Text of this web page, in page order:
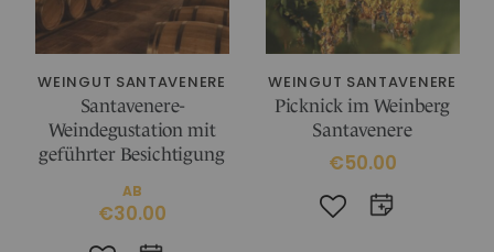
WEINGUT SANTAVENERE
Santavenere-
Weindegustation mit
geführter Besichtigung
AB
€30.00
WEINGUT SANTAVENERE
Picknick im Weinberg
Santavenere
€50.00